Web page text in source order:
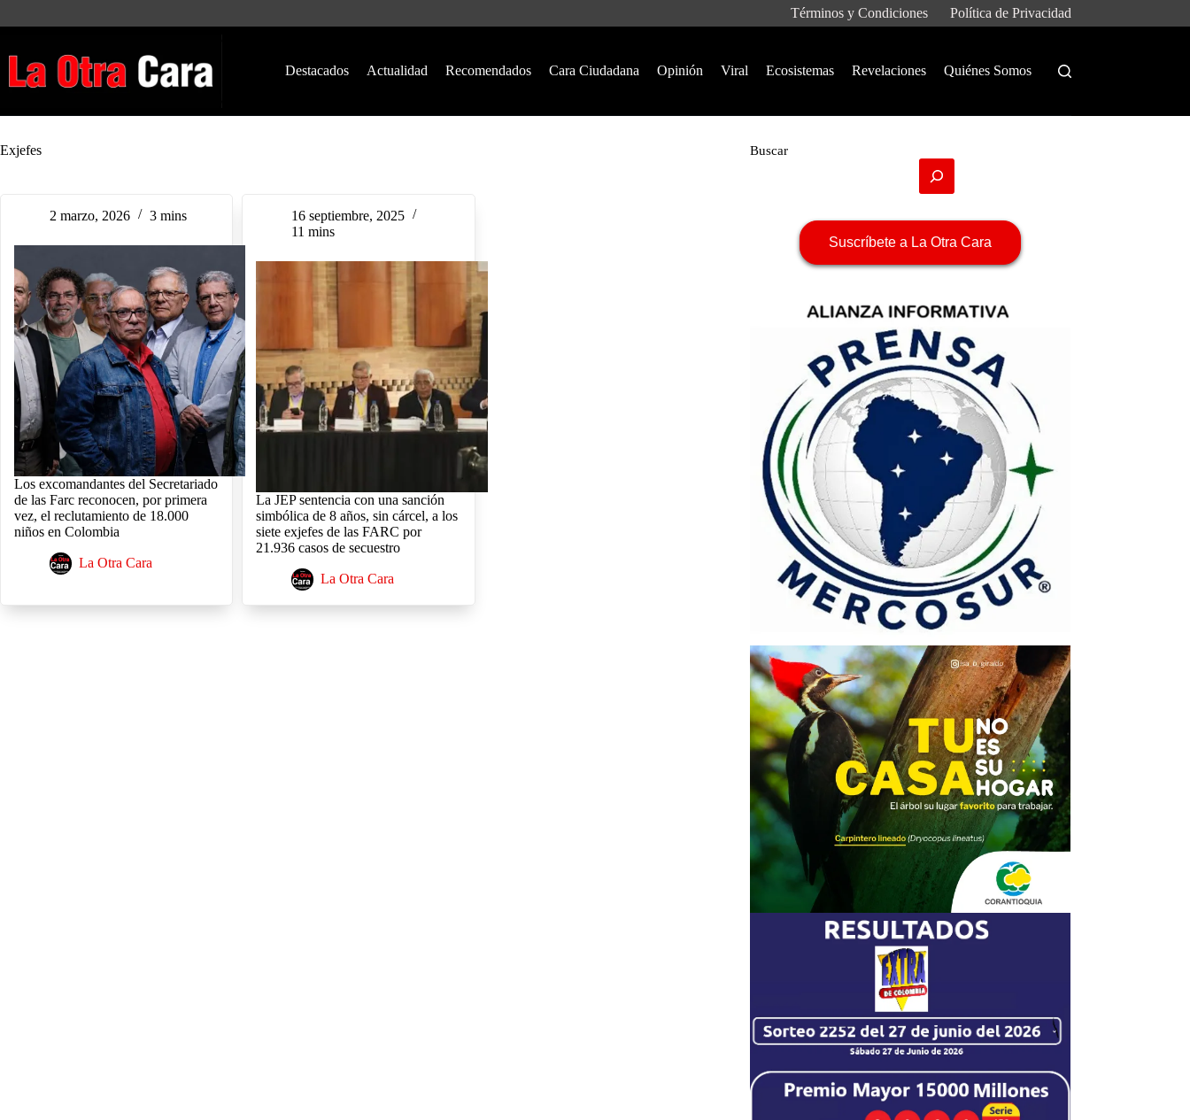
Términos y Condiciones Política de Privacidad
Destacados Actualidad Recomendados Cara Ciudadana Opinión Viral Ecosistemas Revelaciones Quiénes Somos
Exjefes
2 marzo, 2026 3 mins
Los excomandantes del Secretariado
de las Farc reconocen, por primera
vez, el reclutamiento de 18.000
niños en Colombia
La Otra Cara
16 septiembre, 2025
11 mins
La JEP sentencia con una sanción
simbólica de 8 años, sin cárcel, a los
siete exjefes de las FARC por
21.936 casos de secuestro
La Otra Cara
Buscar
Suscríbete a La Otra Cara